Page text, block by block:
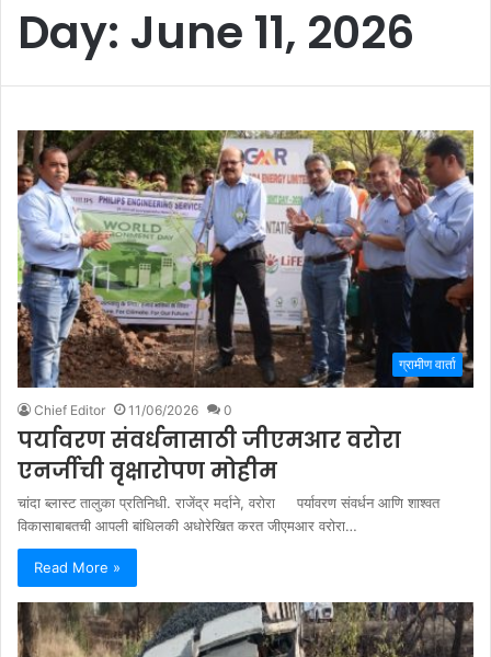
Day: June 11, 2026
ग्रामीण वार्ता
Chief Editor 11/06/2026 0
पर्यावरण संवर्धनासाठी जीएमआर वरोरा
एनर्जीची वृक्षारोपण मोहीम
चांदा ब्लास्ट तालुका प्रतिनिधी. राजेंद्र मर्दाने, वरोरा पर्यावरण संवर्धन आणि शाश्वत
विकासाबाबतची आपली बांधिलकी अधोरेखित करत जीएमआर वरोरा…
Read More »